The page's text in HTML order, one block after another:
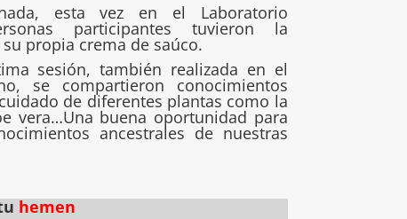
esta vez en el Laboratorio
participantes tuvieron la
propia crema de saúco.
sesión, también realizada en el
se compartieron conocimientos
de diferentes plantas como la
vera…Una buena oportunidad para
ancestrales de nuestras
hemen